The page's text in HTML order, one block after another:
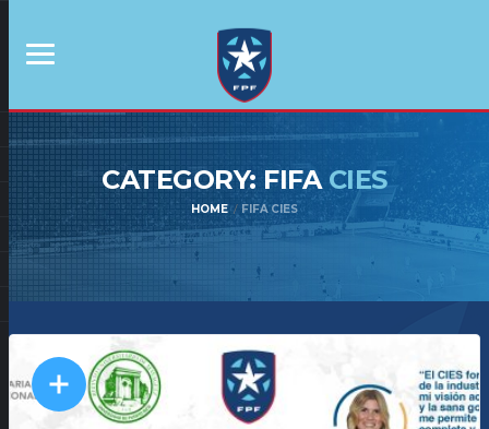
CATEGORY: FIFA CIES
HOME FIFA CIES